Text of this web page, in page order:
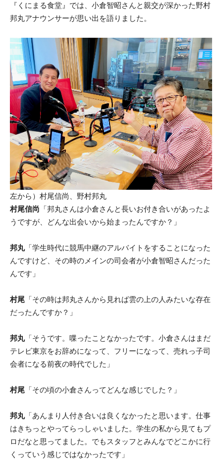
『くにまる食堂』では、小倉智昭さんと親交が深かった野村
邦丸アナウンサーが思い出を語りました。
左から）村尾信尚、野村邦丸
村尾信尚 「邦丸さんは小倉さんと長いお付き合いがあったよ
うですが、どんな出会いから始まったんですか？」
邦丸「学生時代に競馬中継のアルバイトをすることになった
んですけど、その時のメインの司会者が小倉智昭さんだった
んです」
村尾 「その時は邦丸さんから見れば雲の上の人みたいな存在
だったんですか？」
邦丸「そうです。喋ったことなかったです。小倉さんはまだ
テレビ東京をお辞めになって、フリーになって、売れっ子司
会者になる前夜の時代でした」
村尾 「その頃の小倉さんってどんな感じでした？」
邦丸「あんまり人付き合いは良くなかったと思います。仕事
はきちっとやってらっしゃいました。学生の私から見てもプ
ロだなと思ってました。でもスタッフとみんなでどこかに行
くっていう感じではなかったです」